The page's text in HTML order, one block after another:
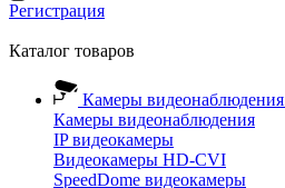
Регистрация
Каталог товаров
Камеры видеонаблюдения
Камеры видеонаблюдения
IP видеокамеры
Видеокамеры HD-CVI
SpeedDome видеокамеры